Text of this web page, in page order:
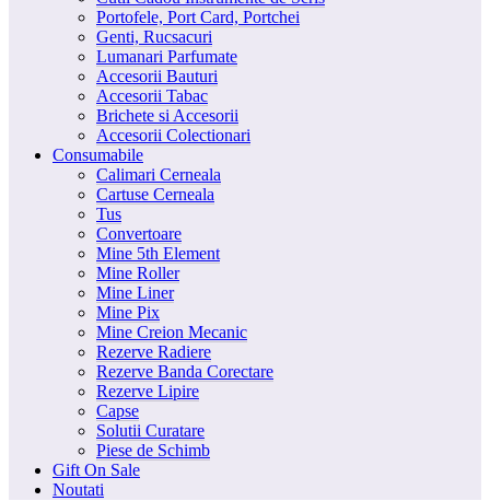
Portofele, Port Card, Portchei
Genti, Rucsacuri
Lumanari Parfumate
Accesorii Bauturi
Accesorii Tabac
Brichete si Accesorii
Accesorii Colectionari
Consumabile
Calimari Cerneala
Cartuse Cerneala
Tus
Convertoare
Mine 5th Element
Mine Roller
Mine Liner
Mine Pix
Mine Creion Mecanic
Rezerve Radiere
Rezerve Banda Corectare
Rezerve Lipire
Capse
Solutii Curatare
Piese de Schimb
Gift On Sale
Noutati